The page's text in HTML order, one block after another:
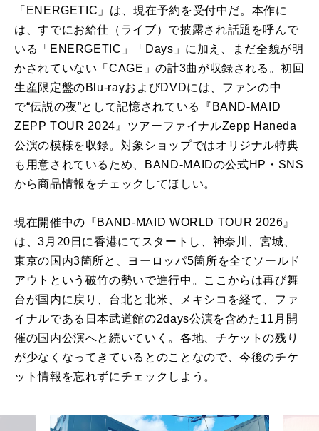
「ENERGETIC」は、現在予約を受付中だ。本作に
は、すでにお給仕（ライブ）で披露され話題を呼んで
いる「ENERGETIC」「Days」に加え、まだ全貌が明
かされていない「CAGE」の計3曲が収録される。初回
生産限定盤のBlu-rayおよびDVDには、ファンの中
で“伝説の夜”として記憶されている『BAND-MAID
ZEPP TOUR 2024』ツアーファイナルZepp Haneda
公演の模様を収録。対象ショップではオリジナル特典
も用意されているため、BAND-MAIDの公式HP・SNS
から商品情報をチェックしてほしい。
現在開催中の『BAND-MAID WORLD TOUR 2026』
は、3月20日に香港にてスタートし、神奈川、宮城、
東京の国内3箇所と、ヨーロッパ5箇所を全てソールド
アウトという破竹の勢いで進行中。ここからは再び舞
台が国内に戻り、台北と北米、メキシコを経て、ファ
イナルである日本武道館の2days公演を含めた11月開
催の国内公演へと続いていく。各地、チケットの残り
が少なくなってきているとのことなので、今後のチケ
ット情報を忘れずにチェックしよう。